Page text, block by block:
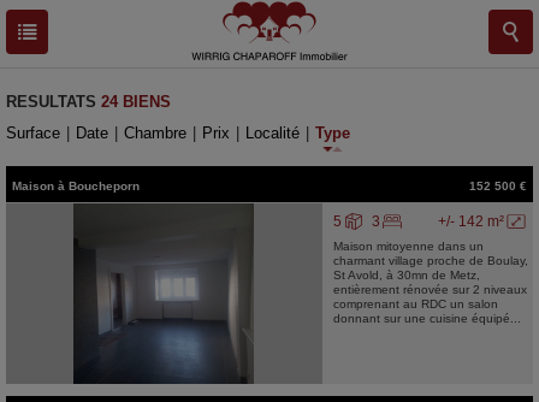
RESULTATS 24 BIENS
Surface
Date Chambre Prix Localité Type
Maison à Boucheporn 152 500 €
+/- 142 m²
5 3
Maison mitoyenne dans un
charmant village proche de Boulay,
St Avold, à 30mn de Metz,
entièrement rénovée sur 2 niveaux
comprenant au RDC un salon
donnant sur une cuisine équipé...